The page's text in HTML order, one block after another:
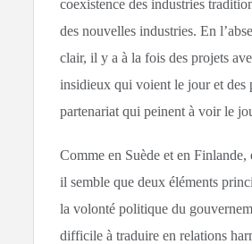
coexistence des industries
des nouvelles industries. En
clair, il y a à la fois des projets
insidieux qui voient le jour et des
partenariat qui peinent à voir le
Comme en Suède et en Finlande,
il semble que deux éléments
la volonté politique du
difficile à traduire en relations